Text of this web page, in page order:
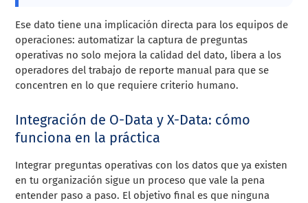
Ese dato tiene una implicación directa para los equipos de
operaciones: automatizar la captura de preguntas
operativas no solo mejora la calidad del dato, libera a los
operadores del trabajo de reporte manual para que se
concentren en lo que requiere criterio humano.
Integración de O-Data y X-Data: cómo
funciona en la práctica
Integrar preguntas operativas con los datos que ya existen
en tu organización sigue un proceso que vale la pena
entender paso a paso. El objetivo final es que ninguna